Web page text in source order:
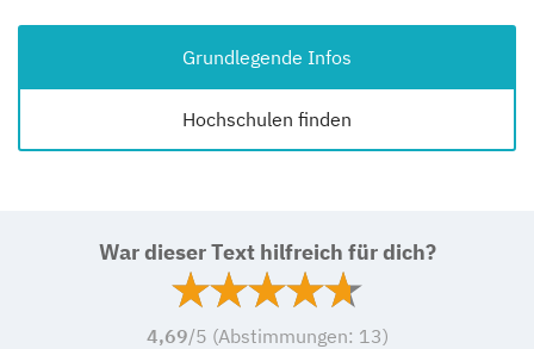
Grundlegende Infos
Hochschulen finden
War dieser Text hilfreich für dich?
4,69/5 (Abstimmungen: 13)